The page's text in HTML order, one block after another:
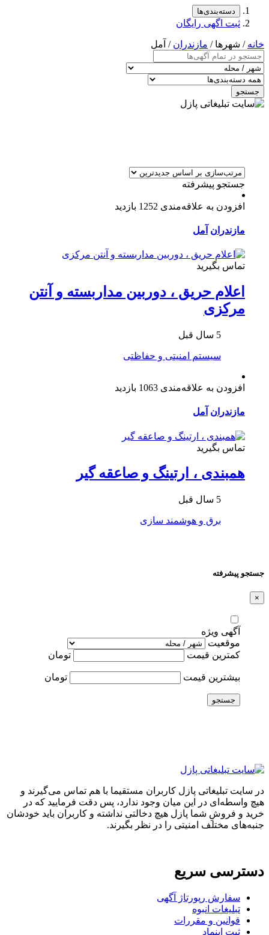
دسته‌بندی‌ها
ثبت اگهی رایگان
خانه / شهرها / مازندران / آمل
جستجو
جستجو پیشرفته
افزودن به علاقه‌مندی 1252 بازدید
مازندران آمل
تماس بگیرید
اعلام حریق ، دوربین مداربسته و آنتن
مرکزی
5 سال قبل
سیستم امنیتی و حفاظتی
افزودن به علاقه‌مندی 1063 بازدید
مازندران آمل
تماس بگیرید
همبندی ، ارتینگ و صاعقه گیر
5 سال قبل
برق و هوشمند سازی
جستجو پیشرفته
×
آگهی ویژه
موقعیت
کمترین قیمت
تومان
بیشترین قیمت تومان
جستجو
در سایت تبلیغاتی پازل کاربران مستقیما با هم تماس می‌گیرند و
هیچ واسطه‌ای در این میان وجود ندارد، پس دقت فرمایید که در
خرید و فروشِ شما پازل هیچ دخالتی نداشته و کاربران باید خودشان
جنبه‌های مختلف امنیتی را در نظر بگیرند.
دسترسی سریع
سفارش رپورتاژ آگهی
تبلیغات انبوه
قوانین و مقررات
ثبت اینماد